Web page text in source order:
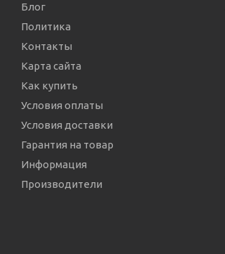
Блог
Политика
Контакты
Карта сайта
Как купить
Условия оплаты
Условия доставки
Гарантия на товар
Информация
Производители